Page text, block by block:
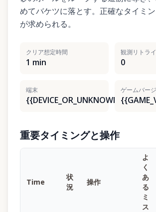
めてバケツに落とす。正確なタイミ
が求められる。
クリア想定時間
1 min
観測リトラ
0
端末
{{DEVICE_OR_UNKNOWN}}
ゲームバー
重要タイミングと操作
Time
状
況
操作
よ
く
あ
る
ミ
ス